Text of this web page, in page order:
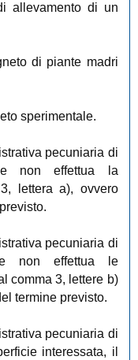
allevamento di un
di piante madri
sperimentale.
pecuniaria di
non effettua la
lettera a), ovvero
pecuniaria di
non effettua le
comma 3, lettere b)
termine previsto.
pecuniaria di
interessata, il